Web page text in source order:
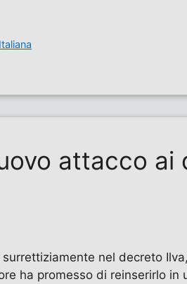
attacco
surrettiziamente nel decreto
ha promesso di reinserirlo